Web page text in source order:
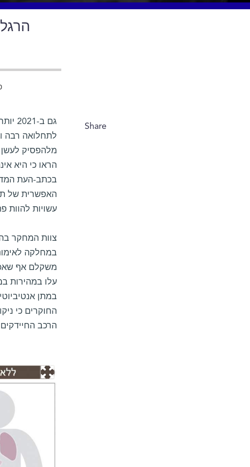
Share
גם
לתחלואה רבה
מלהפסיק
הראו כי היא
בכתב-העת
האפשרית של
עשויות להוות
צוות המחקר
במחלקה
משקלם אף
עלו במהירות
במתן
החוקרים כי
הרכב